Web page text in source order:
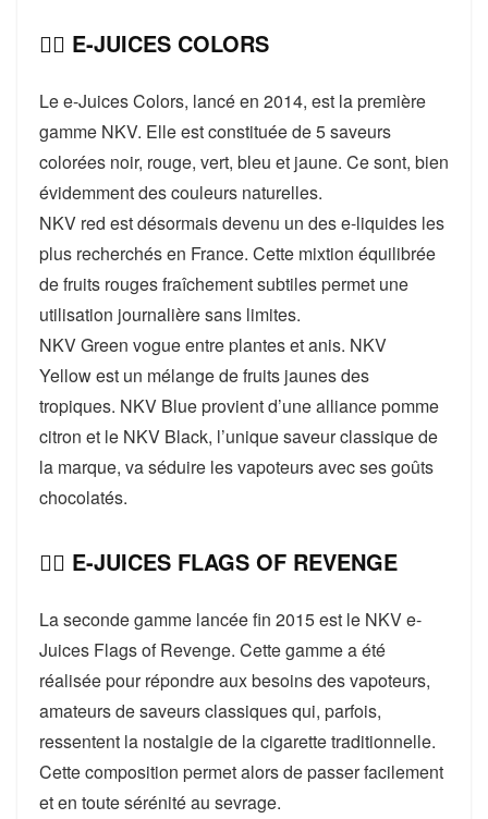
👉🏻 E-JUICES COLORS
Le e-Juices Colors, lancé en 2014, est la première
gamme NKV. Elle est constituée de 5 saveurs
colorées noir, rouge, vert, bleu et jaune. Ce sont, bien
évidemment des couleurs naturelles.
NKV red est désormais devenu un des e-liquides les
plus recherchés en France. Cette mixtion équilibrée
de fruits rouges fraîchement subtiles permet une
utilisation journalière sans limites.
NKV Green vogue entre plantes et anis. NKV
Yellow est un mélange de fruits jaunes des
tropiques. NKV Blue provient d’une alliance pomme
citron et le NKV Black, l’unique saveur classique de
la marque, va séduire les vapoteurs avec ses goûts
chocolatés.
👉🏻 E-JUICES FLAGS OF REVENGE
La seconde gamme lancée fin 2015 est le NKV e-
Juices Flags of Revenge. Cette gamme a été
réalisée pour répondre aux besoins des vapoteurs,
amateurs de saveurs classiques qui, parfois,
ressentent la nostalgie de la cigarette traditionnelle.
Cette composition permet alors de passer facilement
et en toute sérénité au sevrage.